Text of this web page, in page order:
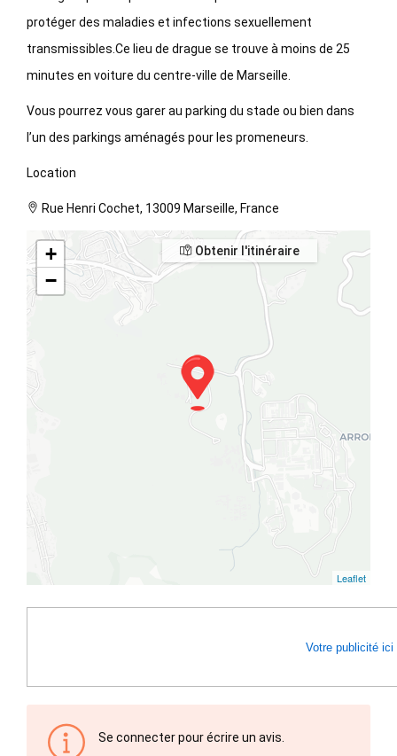
protéger des maladies et infections sexuellement
transmissibles.Ce lieu de drague se trouve à moins de 25
minutes en voiture du centre-ville de Marseille.
Vous pourrez vous garer au parking du stade ou bien dans
l’un des parkings aménagés pour les promeneurs.
Location
Rue Henri Cochet, 13009 Marseille, France
+
−
Leaflet
Obtenir l'itinéraire
Votre publicité ici
Se connecter pour écrire un avis.